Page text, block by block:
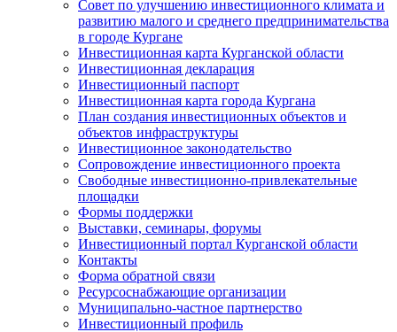
Совет по улучшению инвестиционного климата и
развитию малого и среднего предпринимательства
в городе Кургане
Инвестиционная карта Курганской области
Инвестиционная декларация
Инвестиционный паспорт
Инвестиционная карта города Кургана
План создания инвестиционных объектов и
объектов инфраструктуры
Инвестиционное законодательство
Сопровождение инвестиционного проекта
Свободные инвестиционно-привлекательные
площадки
Формы поддержки
Выставки, семинары, форумы
Инвестиционный портал Курганской области
Контакты
Форма обратной связи
Ресурсоснабжающие организации
Муниципально-частное партнерство
Инвестиционный профиль